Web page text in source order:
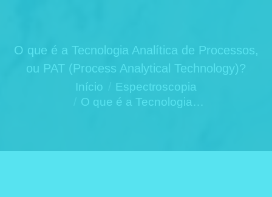
O que é a Tecnologia Analítica de Processos,
ou PAT (Process Analytical Technology)?
Início
Espectroscopia
O que é a Tecnologia…